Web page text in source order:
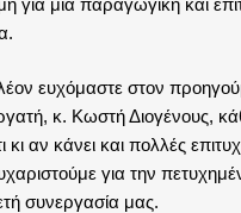
για μια παραγωγική και
ευχόμαστε στον
κ. Κωστή Διογένους,
κι αν κάνει και πολλές
για την
συνεργασία μας.